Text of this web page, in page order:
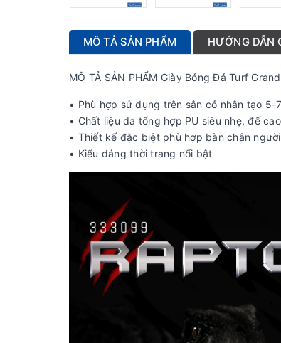
MÔ TẢ SẢN PHẨM HƯỚNG DẪN
MÔ TẢ SẢN PHẨM Giày Bóng Đá Turf
• Phù hợp sử dụng trên sân cỏ nhân tạo
• Chất liệu da tổng hợp PU siêu nhẹ, đế
• Thiết kế đặc biệt phù hợp bàn chân
• Kiểu dáng thời trang nổi bật